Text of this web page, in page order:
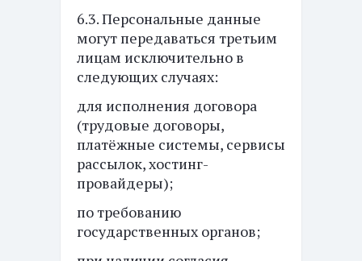
6.3. Персональные данные
могут передаваться третьим
лицам исключительно в
следующих случаях:
для исполнения договора
(трудовые договоры,
платёжные системы, сервисы
рассылок, хостинг-
провайдеры);
по требованию
государственных органов;